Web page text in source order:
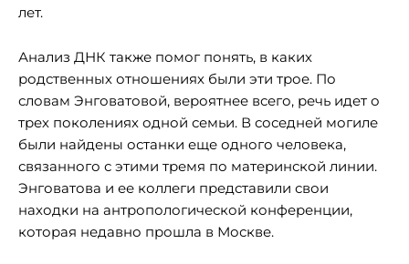
лет.
Анализ ДНК также помог понять, в каких
родственных отношениях были эти трое. По
словам Энговатовой, вероятнее всего, речь идет о
трех поколениях одной семьи. В соседней могиле
были найдены останки еще одного человека,
связанного с этими тремя по материнской линии.
Энговатова и ее коллеги представили свои
находки на антропологической конференции,
которая недавно прошла в Москве.